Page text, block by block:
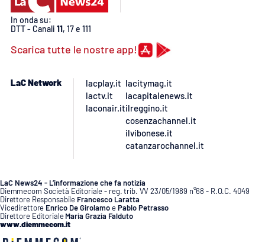
Buona Sanità Calabria
LA
CALABRIAVISIONE
Destinazioni
LAC
NETWORK
In onda su:
DTT - Canali 11, 17 e 111
Scarica tutte le nostre app!
LaC Network
lacplay.it
lactv.it
laconair.it
lacitymag.it
lacapitalenews.it
ilreggino.it
cosenzachannel.it
ilvibonese.it
catanzarochannel.it
LaC News24 - L’informazione che fa notizia
Diemmecom Società Editoriale - reg. trib. VV 23/05/1989 n°68 - R.O.C. 4049
Direttore Responsabile Francesco Laratta
Vicedirettore Enrico De GirolamoePablo Petrasso
Direttore Editoriale Maria Grazia Falduto
www.diemmecom.it